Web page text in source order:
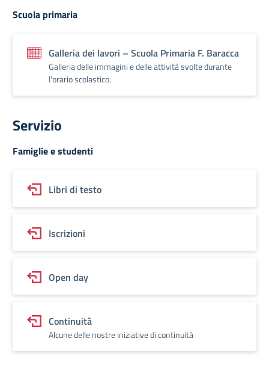
Scuola primaria
Galleria dei lavori – Scuola Primaria F. Baracca
Galleria delle immagini e delle attività svolte durante
l'orario scolastico.
Servizio
Famiglie e studenti
Libri di testo
Iscrizioni
Open day
Continuità
Alcune delle nostre iniziative di continuità